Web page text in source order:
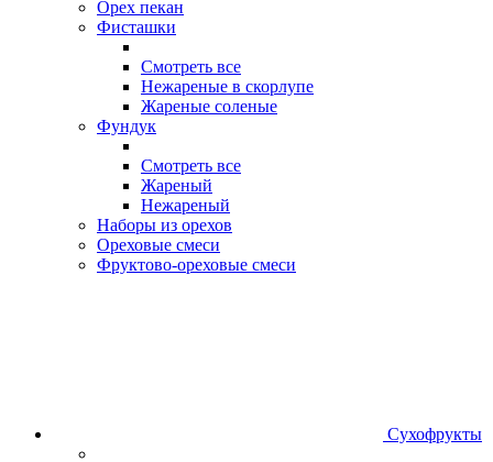
Орех пекан
Фисташки
Смотреть все
Нежареные в скорлупе
Жареные соленые
Фундук
Смотреть все
Жареный
Нежареный
Наборы из орехов
Ореховые смеси
Фруктово-ореховые смеси
Сухофрукты